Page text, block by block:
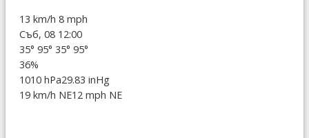
13 km/h 8 mph
Съб, 08 12:00
35° 95° 35° 95°
36%
1010 hPa29.83 inHg
19 km/h NE12 mph NE